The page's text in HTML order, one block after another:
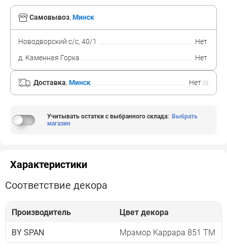
Самовывоз, Минск
Новодворский с/с, 40/1
Нет
д. Каменная Горка
Нет
Доставка, Минск Нет
Учитывать остатки с выбранного склада: Выбрать
магазин
Характеристики
Соответствие декора
Производитель Цвет декора
BY SPAN Мрамор Каррара 851 TM